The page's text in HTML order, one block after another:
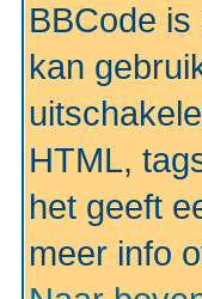
BBCode
kan
HTML,
het geeft
meer info